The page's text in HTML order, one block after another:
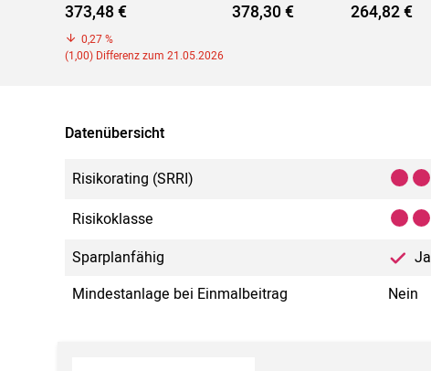
373,48 €
0,27 %
(1,00) Differenz zum 21.05.2026
378,30 € 264,82 €
Datenübersicht
Risikorating (SRRI)
Risikoklasse
Sparplanfähig
Ja
Mindestanlage bei Einmalbeitrag
Nein